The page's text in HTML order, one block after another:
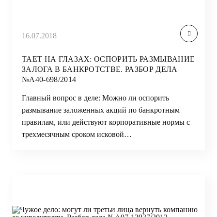
16.07.2018
ТАЕТ НА ГЛАЗАХ: ОСПОРИТЬ РАЗМЫВАНИЕ
ЗАЛОГА В БАНКРОТСТВЕ. РАЗБОР ДЕЛА
№А40-698/2014
Главный вопрос в деле: Можно ли оспорить
размывание заложенных акций по банкротным
правилам, или действуют корпоративные нормы с
трехмесячным сроком исковой…